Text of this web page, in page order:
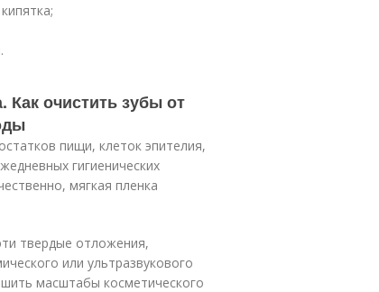
Как очистить зубы от
пищи, клеток эпителия,
гигиенических
мягкая пленка
твердые отложения,
или ультразвукового
масштабы косметического